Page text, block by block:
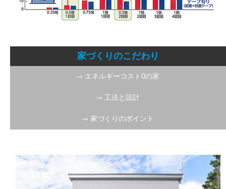
家づくりのこだわり
エネルギーコスト0の家
工法と設計
家づくりのポイント